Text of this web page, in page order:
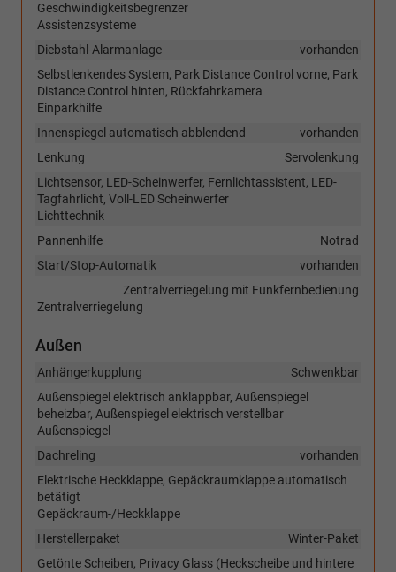
Geschwindigkeitsbegrenzer
Assistenzsysteme
vorhanden
Diebstahl-Alarmanlage
Selbstlenkendes System, Park Distance Control vorne, Park
Distance Control hinten, Rückfahrkamera
Einparkhilfe
vorhanden
Innenspiegel automatisch abblendend
Servolenkung
Lenkung
Lichtsensor, LED-Scheinwerfer, Fernlichtassistent, LED-
Tagfahrlicht, Voll-LED Scheinwerfer
Lichttechnik
Notrad
Pannenhilfe
vorhanden
Start/Stop-Automatik
Zentralverriegelung mit Funkfernbedienung
Zentralverriegelung
Außen
Schwenkbar
Anhängerkupplung
Außenspiegel elektrisch anklappbar, Außenspiegel
beheizbar, Außenspiegel elektrisch verstellbar
Außenspiegel
vorhanden
Dachreling
Elektrische Heckklappe, Gepäckraumklappe automatisch
betätigt
Gepäckraum-/Heckklappe
Winter-Paket
Herstellerpaket
Getönte Scheiben, Privacy Glass (Heckscheibe und hintere